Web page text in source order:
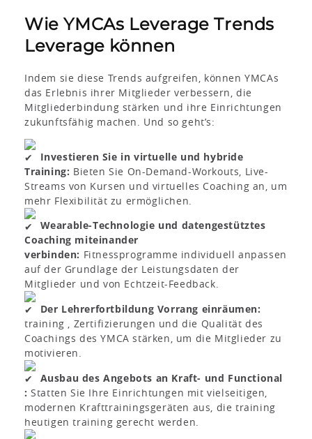
Wie YMCAs Leverage Trends
Leverage können
Indem sie diese Trends aufgreifen, können YMCAs
das Erlebnis ihrer Mitglieder verbessern, die
Mitgliederbindung stärken und ihre Einrichtungen
zukunftsfähig machen. Und so geht’s:
Investieren Sie in virtuelle und hybride
Training: Bieten Sie On-Demand-Workouts, Live-
Streams von Kursen und virtuelles Coaching an, um
mehr Flexibilität zu ermöglichen.
Wearable-Technologie und datengestütztes
Coaching miteinander
verbinden: Fitnessprogramme individuell anpassen
auf der Grundlage der Leistungsdaten der
Mitglieder und von Echtzeit-Feedback.
Der Lehrerfortbildung Vorrang einräumen:
training , Zertifizierungen und die Qualität des
Coachings des YMCA stärken, um die Mitglieder zu
motivieren.
Ausbau des Angebots an Kraft- und Functional
: Statten Sie Ihre Einrichtungen mit vielseitigen,
modernen Krafttrainingsgeräten aus, die training
heutigen training gerecht werden.